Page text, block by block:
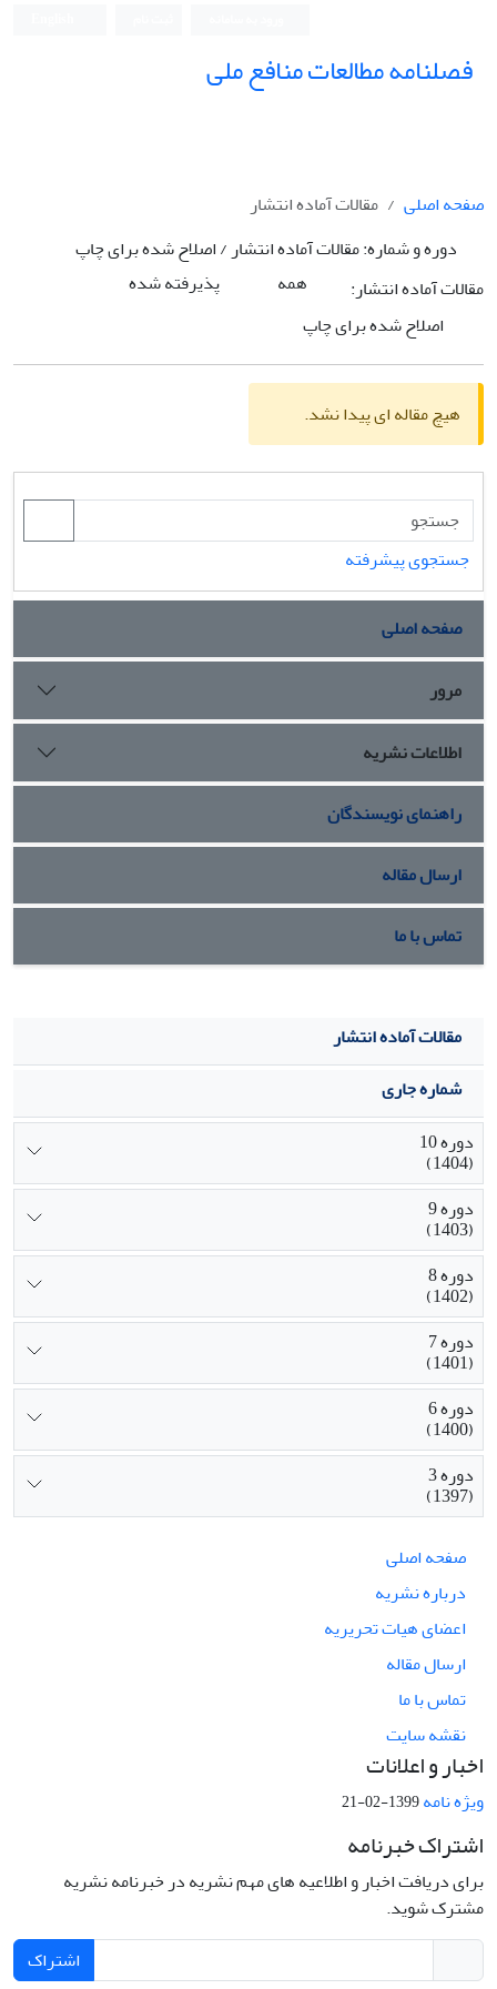
فصلنامه مطالعات منافع ملی
صفحه اصلی
مقالات آماده انتشار
دوره و شماره:مقالات آماده انتشار / اصلاح شده برای چاپ
مقالات آماده انتشار:
همه
پذیرفته شده
اصلاح شده برای چاپ
هیچ مقاله ای پیدا نشد.
جستجوی پیشرفته
صفحه اصلی
مرور
اطلاعات نشریه
راهنمای نویسندگان
ارسال مقاله
تماس با ما
مقالات آماده انتشار
شماره جاری
دوره 10
(1404)
دوره 9
(1403)
دوره 8
(1402)
دوره 7
(1401)
دوره 6
(1400)
دوره 3
(1397)
صفحه اصلی
درباره نشریه
اعضای هیات تحریریه
ارسال مقاله
تماس با ما
نقشه سایت
اخبار و اعلانات
ویژه نامه1399-02-21
اشتراک خبرنامه
برای دریافت اخبار و اطلاعیه های مهم نشریه در خبرنامه نشریه
مشترک شوید.
اشتراک